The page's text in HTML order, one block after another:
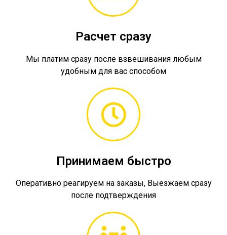
Расчет сразу
Мы платим сразу после взвешивания любым
удобным для вас способом
Принимаем быстро
Оперативно реагируем на заказы, Выезжаем сразу
после подтверждения